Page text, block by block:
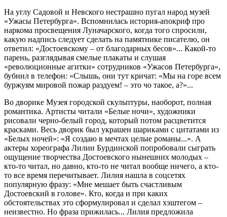
На углу Садовой и Невского нестрашно пугал народ музей
«Ужасы Петербурга». Вспомнилась история-апокриф про
наркома просвещения Луначарского, когда того спросили,
какую надпись следует сделать на памятнике писателю, он
ответил: «Достоевскому – от благодарных бесов»... Какой-то
парень, разглядывая смелые плакаты и слушая
«революционные агитки» сотрудников «Ужасов Петербурга»,
бубнил в телефон: «Слышь, они тут кричат: «Мы на горе всем
буржуям мировой пожар раздуем! – это чо такое, а?»...
Во дворике Музея городской скульптуры, наоборот, полная
романтика. Артисты читали «Белые ночи», художники
рисовали черно-белый город, который потом расцветится
красками. Весь дворик был украшен шариками с цитатами из
«Белых ночей»: «Я создаю в мечтах целые романы...». А
актеры хореографа Лилии Бурдинской попробовали сыграть
ощущение творчества Достоевского нынешних молодых –
кто-то читал, но давно, кто-то не читал вообще ничего, а кто-
то все время перечитывает. Лилия нашла в соцсетях
популярную фразу: «Мне мешает быть счастливым
Достоевский в голове». Кто, когда и при каких
обстоятельствах это сформулировал и сделал хэштегом –
неизвестно. Но фраза прижилась... Лилия предложила